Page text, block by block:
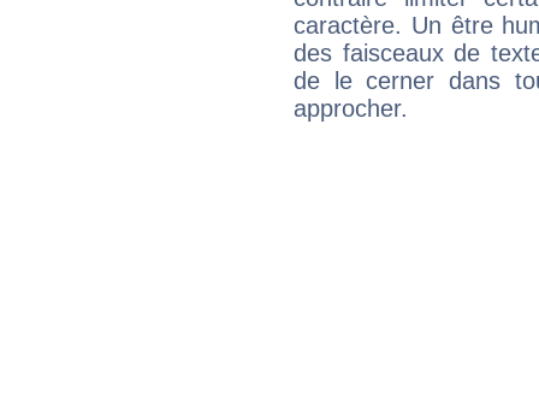
caractère. Un être
des faisceaux de
de le cerner dans
approcher.